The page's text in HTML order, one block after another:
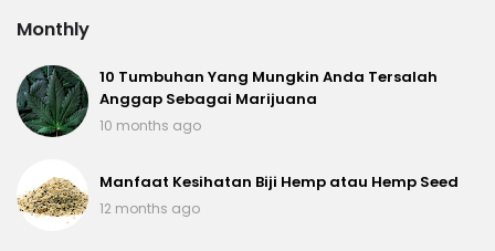
Monthly
10 Tumbuhan Yang Mungkin Anda Tersalah
Anggap Sebagai Marijuana
10 months ago
Manfaat Kesihatan Biji Hemp atau Hemp Seed
12 months ago